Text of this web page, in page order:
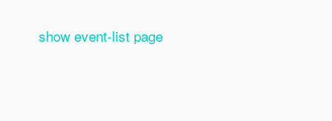
show event-list page